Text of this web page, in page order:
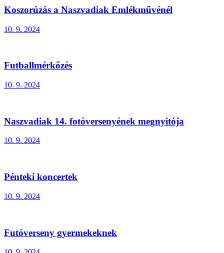
Koszorúzás a Naszvadiak Emlékművénél
10. 9. 2024
Futballmérkőzés
10. 9. 2024
Naszvadiak 14. fotóversenyének megnyitója
10. 9. 2024
Pénteki koncertek
10. 9. 2024
Futóverseny gyermekeknek